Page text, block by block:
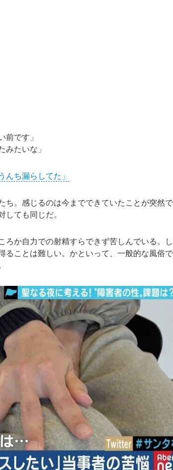
前です」
みたいな」
ち漏らしてた」
。感じるのは今までできていたことが突然で
ても同じだ。
か自力での射精すらできず苦しんでいる。し
ることは難しい。かといって、一般的な風俗